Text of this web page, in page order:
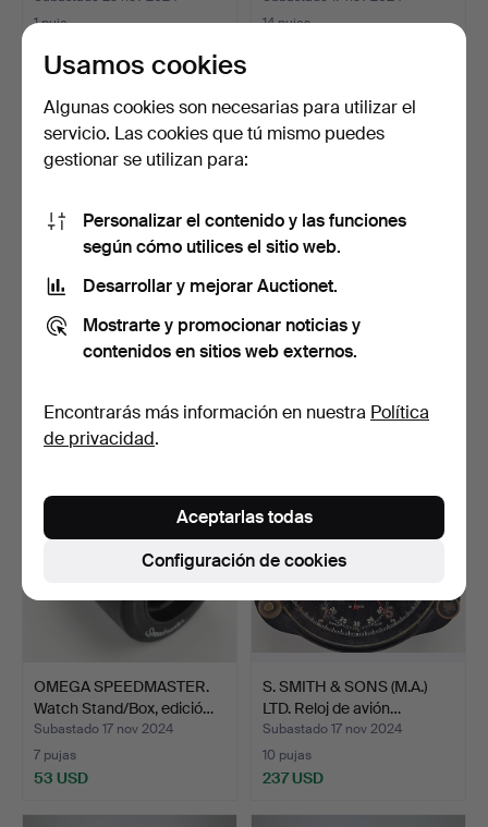
1 puja
14 pujas
MUCHAS HERRAMIENTAS
DE RELOJERÍA.
Subastado 17 nov 2024
169 USD
Un conjunto de 2
instrumentos, Geiner y he…
Subastado 17 nov 2024
75 USD
OMEGA SPEEDMASTER.
Watch Stand/Box, edició…
Subastado 17 nov 2024
7 pujas
53 USD
S. SMITH & SONS (M.A.)
LTD. Reloj de avión…
Subastado 17 nov 2024
10 pujas
237 USD
Usamos cookies
Algunas cookies son necesarias para utilizar el
servicio. Las cookies que tú mismo puedes
gestionar se utilizan para:
Personalizar el contenido y las funciones
según cómo utilices el sitio web.
Desarrollar y mejorar Auctionet.
Mostrarte y promocionar noticias y
contenidos en sitios web externos.
Encontrarás más información en nuestra Política
de privacidad.
Configuración de cookies
Aceptarlas todas